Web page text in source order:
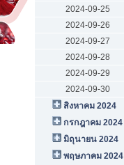
2024-09-25
2024-09-26
2024-09-27
2024-09-28
2024-09-29
2024-09-30
สิงหาคม 2024
กรกฎาคม 2024
มิถุนายน 2024
พฤษภาคม 2024